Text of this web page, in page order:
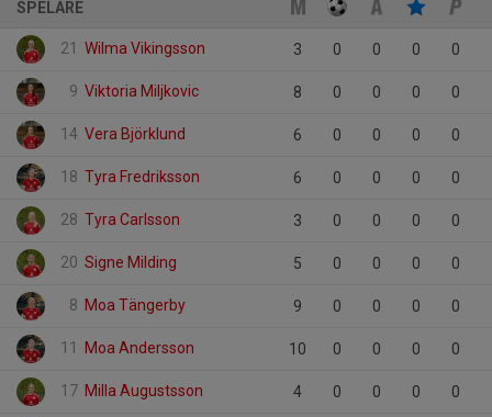
SPELARE
21 Wilma Vikingsson 3 0 0 0 0
9 Viktoria Miljkovic 8 0 0 0 0
14 Vera Björklund 6 0 0 0 0
18 Tyra Fredriksson 6 0 0 0 0
28 Tyra Carlsson 3 0 0 0 0
20 Signe Milding 5 0 0 0 0
8 Moa Tängerby 9 0 0 0 0
11 Moa Andersson 10 0 0 0 0
17 Milla Augustsson 4 0 0 0 0